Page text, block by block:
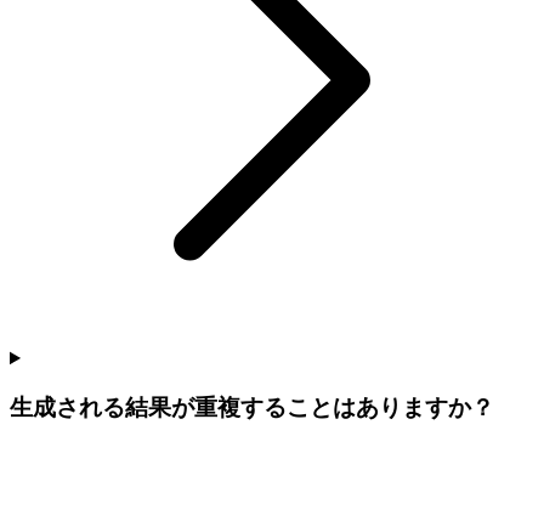
生成される結果が重複することはありますか？